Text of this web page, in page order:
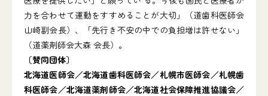
力を合わせて運動をすすめることが大切」（道歯科医師会
山崎副会長）、「先行き不安の中での負担増は許せない」
（道薬剤師会大森 会長）。
〔賛同団体〕
北海道医師会／北海道歯科医師会／札幌市医師会／札幌歯
科医師会／北海道薬剤師会／北海道社会保障推進協議会／